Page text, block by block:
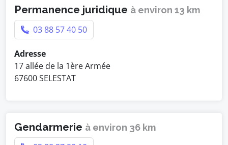
Permanence juridique à environ 13 km
03 88 57 40 50
Adresse
17 allée de la 1ère Armée
67600 SELESTAT
Gendarmerie à environ 36 km